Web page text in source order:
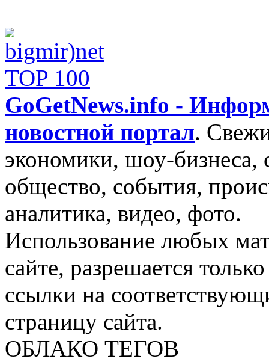
GoGetNews.info -
новостной портал.
экономики, шоу-бизнеса,
общество, события,
аналитика, видео, фото.
Использование любых
сайте, разрешается
ссылки на
страницу сайта.
ОБЛАКО ТЕГОВ